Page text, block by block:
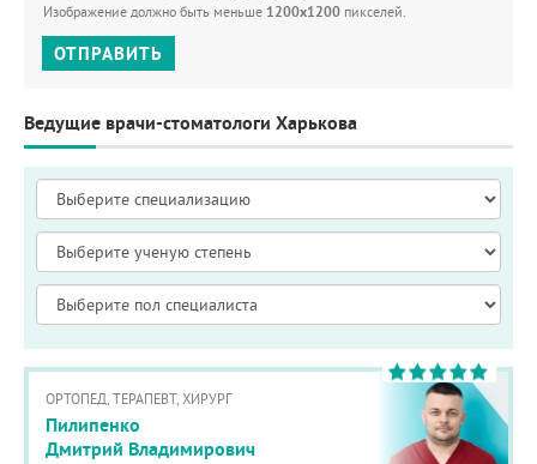
Изображение должно быть меньше 1200x1200 пикселей.
ОТПРАВИТЬ
Ведущие врачи-стоматологи Харькова
ОРТОПЕД, ТЕРАПЕВТ, ХИРУРГ
Пилипенко
Дмитрий Владимирович